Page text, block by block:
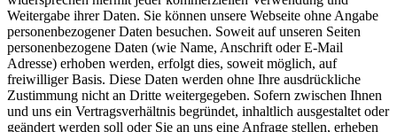
Weitergabe ihrer Daten. Sie können unsere Webseite ohne Angabe
personenbezogener Daten besuchen. Soweit auf unseren Seiten
personenbezogene Daten (wie Name, Anschrift oder E-Mail
Adresse) erhoben werden, erfolgt dies, soweit möglich, auf
freiwilliger Basis. Diese Daten werden ohne Ihre ausdrückliche
Zustimmung nicht an Dritte weitergegeben. Sofern zwischen Ihnen
und uns ein Vertragsverhältnis begründet, inhaltlich ausgestaltet oder
geändert werden soll oder Sie an uns eine Anfrage stellen, erheben